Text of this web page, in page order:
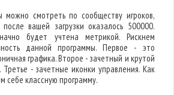
можно смотреть по сообществу игроков,
вашей загрузки оказалось 500000.
будет учтена метрикой. Рискнем
данной программы. Первое - это
графика. Второе - зачетный и крутой
Третье - зачетные иконки управления. Как
себе классную программу.